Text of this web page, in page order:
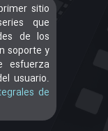
sitio
que
de los
soporte y
esfuerza
usuario.
de